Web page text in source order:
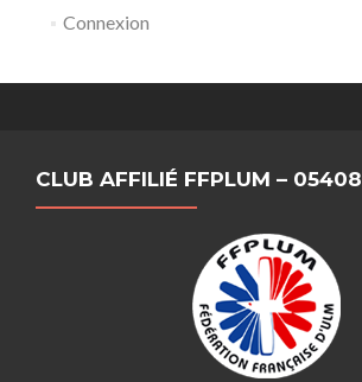
Connexion
CLUB AFFILIÉ FFPLUM – 05408